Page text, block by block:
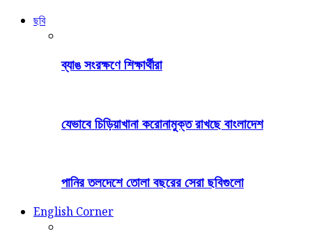
ছবি
ব্যাঙ সংরক্ষণে শিক্ষার্থীরা
যেভাবে চিড়িয়াখানা করোনামুক্ত রাখছে বাংলাদেশ
পানির তলদেশে তোলা বছরের সেরা ছবিগুলো
English Corner